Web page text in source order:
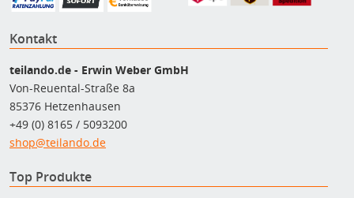
Kontakt
teilando.de - Erwin Weber GmbH
Von-Reuental-Straße 8a
85376 Hetzenhausen
+49 (0) 8165 / 5093200
shop@teilando.de
Top Produkte